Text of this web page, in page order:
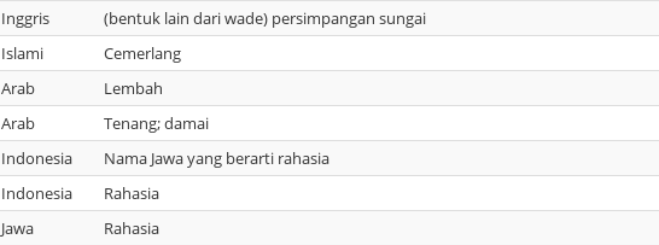
Inggris
(bentuk lain dari wade) persimpangan sungai
Islami
Cemerlang
Arab
Lembah
Arab
Tenang; damai
Indonesia
Nama Jawa yang berarti rahasia
Indonesia
Rahasia
Jawa
Rahasia